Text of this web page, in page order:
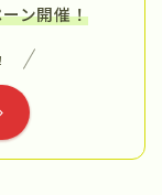
ン開催！